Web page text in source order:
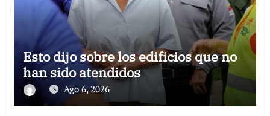
Esto dijo sobre los edificios que no
han sido atendidos
Ago 6, 2026